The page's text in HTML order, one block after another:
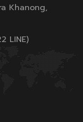
Khanong,
LINE)